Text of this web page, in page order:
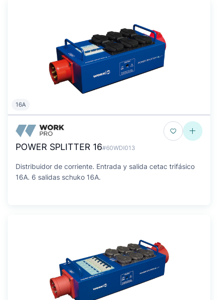
16A
POWER SPLITTER 16#60WDI013
Distribuidor de corriente. Entrada y salida cetac trifásico
16A. 6 salidas schuko 16A.